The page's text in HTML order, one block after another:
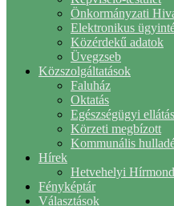
Önkormányzati
Elektronikus
Közérdekű adatok
Üvegzseb
Közszolgáltatások
Faluház
Oktatás
Egészségügyi ellátás
Körzeti megbízott
Kommunális
Hírek
Hetvehelyi
Fényképtár
Választások